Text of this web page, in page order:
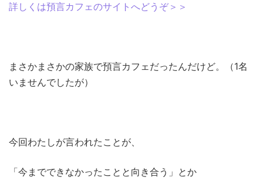
詳しくは預言カフェのサイトへどうぞ＞＞
まさかまさかの家族で預言カフェだったんだけど。（1名
いませんでしたが）
今回わたしが言われたことが、
「今までできなかったことと向き合う」とか